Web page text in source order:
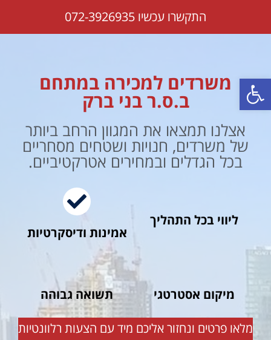
התקשרו עכשיו 072-3926935
משרדים למכירה במתחם
ב.ס.ר בני ברק
אצלנו תמצאו את המגוון הרחב ביותר
של משרדים, חנויות ושטחים מסחריים
בכל הגדלים ובמחירים אטרקטיביים.
ליווי בכל התהליך
אמינות ודיסקרטיות
מיקום אסטרטגי תשואה גבוהה
מלאו פרטים ונחזור אליכם מיד עם הצעות רלוונטיות
פתח סרגל נגישות